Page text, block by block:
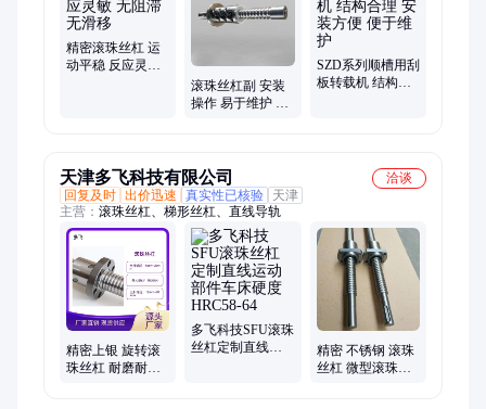
精密滚珠丝杠 运
动平稳 反应灵敏
滚珠丝杠副 安装
操作 易于维护 金
SZD系列顺槽用刮
板转载机 结构合
天津多飞科技有限公司
洽谈
回复及时 出价迅速 真实性已核验
天津
主营： 滚珠丝杠、梯形丝杠、直线导轨
精密上银 旋转滚
珠丝杠 耐磨耐腐
多飞科技SFU滚珠
丝杠定制直线运
精密 不锈钢 滚珠
丝杠 微型滚珠丝